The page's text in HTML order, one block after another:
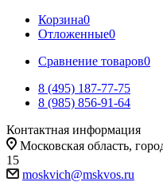
Корзина0
Отложенные0
Сравнение товаров0
8 (495) 187-77-75
8 (985) 856-91-64
Контактная информация
Московская область,
15
moskvich@mskvos.ru